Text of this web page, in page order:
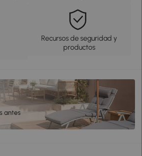
Recursos de seguridad y
productos